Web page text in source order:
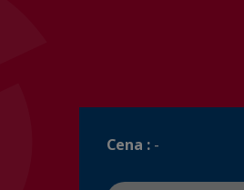
Cena : -